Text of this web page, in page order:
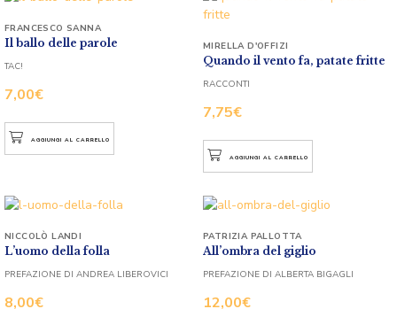
Il ballo delle parole
7,00€
FRANCESCO SANNA
TAC!
AGGIUNGI AL CARRELLO
Quando il vento fa, patate fritte
7,75€
MIRELLA D'OFFIZI
RACCONTI
AGGIUNGI AL CARRELLO
L’uomo della folla
8,00€
NICCOLÒ LANDI
PREFAZIONE DI ANDREA LIBEROVICI
All’ombra del giglio
12,00€
PATRIZIA PALLOTTA
PREFAZIONE DI ALBERTA BIGAGLI